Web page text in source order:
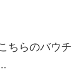
ちらのバウチ